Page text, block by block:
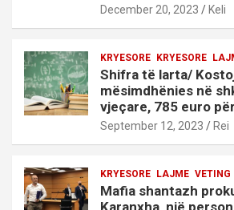
December 20, 2023 Keli
KRYESORE KRYESORE
Shifra të larta/
mësimdhënies në
vjeçare, 785 euro
September 12, 2023 Rei
KRYESORE LAJME VETING
Mafia shantazh